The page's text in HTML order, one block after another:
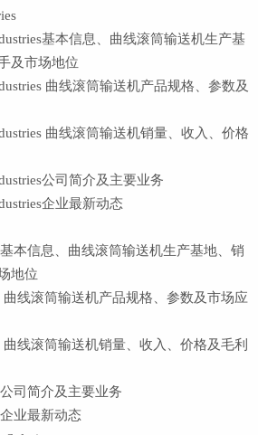
基本信息、曲线滚筒输送机生产基
及市场地位
曲线滚筒输送机产品规格、参数及
曲线滚筒输送机销量、收入、价格
公司简介及主要业务
企业最新动态
信息、曲线滚筒输送机生产基地、销
地位
线滚筒输送机产品规格、参数及市场应
线滚筒输送机销量、收入、价格及毛利
司简介及主要业务
业最新动态